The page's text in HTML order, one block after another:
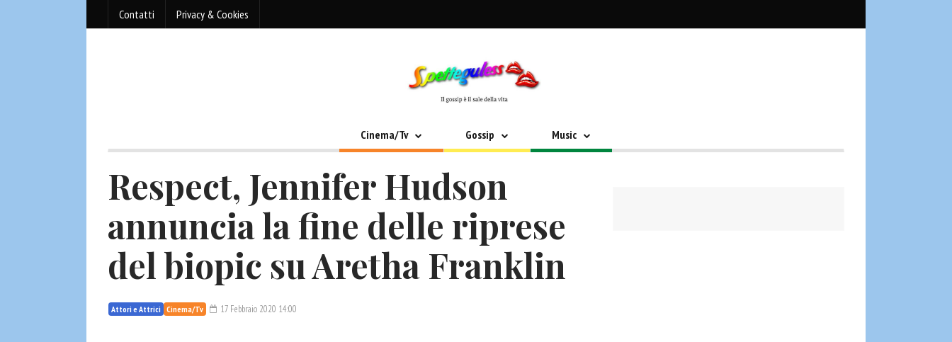
Contatti Privacy & Cookies
Cinema/Tv Gossip Music
Respect, Jennifer Hudson
annuncia la fine delle riprese
del biopic su Aretha Franklin
Attori e Attrici Cinema/Tv 17 Febbraio 2020 14:00